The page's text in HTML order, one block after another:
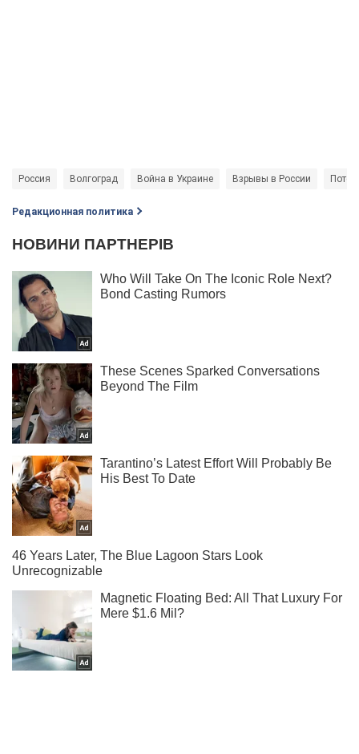
Россия Волгоград Война в Украине Взрывы в России
Редакционная политика